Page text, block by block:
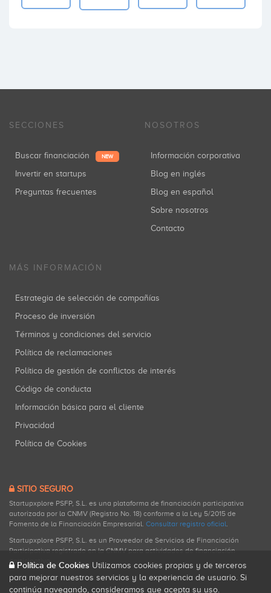
SECCIONES
Buscar financiación NEW
Invertir en startups
Preguntas frecuentes
NOSOTROS
Información corporativa
Blog en inglés
Blog en español
Sobre nosotros
Contacto
MÁS INFORMACIÓN
Estrategia de selección de compañías
Proceso de inversión
Términos y condiciones del servicio
Política de reclamaciones
Política de gestión de conflictos de interés
Código de conducta
Información básica para el cliente
Privacidad
Política de Cookies
SITIO SEGURO
Startupxplore PSFP, S.L. es una plataforma de financiación participativa
autorizada por la CNMV (Registro No. 18) conforme a la Ley 5/2015 de
Fomento de la Financiación Empresarial. Consultar registro oficial
Startupxplore PSFP, S.L. es un Proveedor de Servicios de Financiación
Participativa registrado en la CNMV para actividades de financiación
participativa.
Política de Cookies Utilizamos cookies propias y de terceros
para mejorar nuestros servicios y la experiencia de usuario. Si
continúa navegando, consideramos que acepta su uso.